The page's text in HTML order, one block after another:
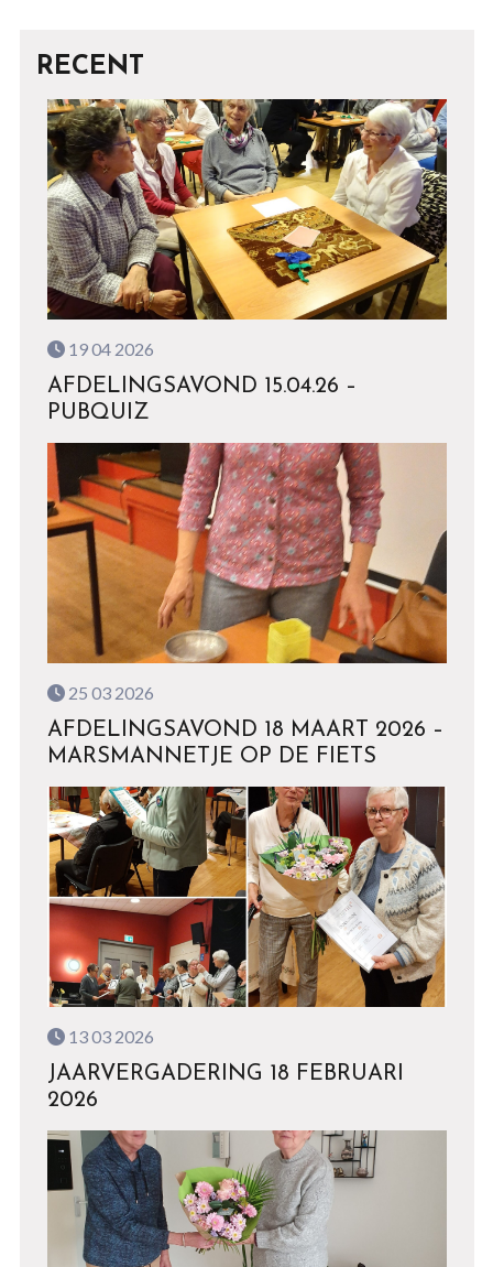
RECENT
19 04 2026
AFDELINGSAVOND 15.04.26 –
PUBQUIZ
25 03 2026
AFDELINGSAVOND 18 MAART 2026 –
MARSMANNETJE OP DE FIETS
13 03 2026
JAARVERGADERING 18 FEBRUARI
2026